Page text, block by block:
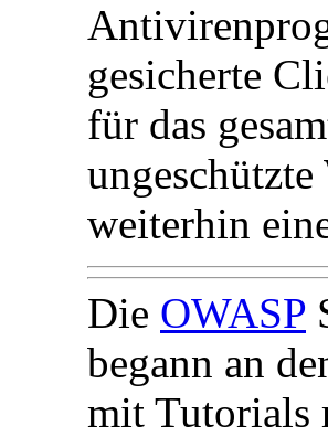
gesicherte
für das
weiterhin
Die OWASP
begann an
mit Tutorials